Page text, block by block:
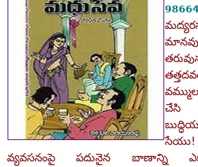
చేసి
వ్యవసనంపై పదునైన బాణాన్ని